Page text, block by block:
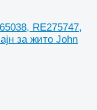
RE275747,
за жито John